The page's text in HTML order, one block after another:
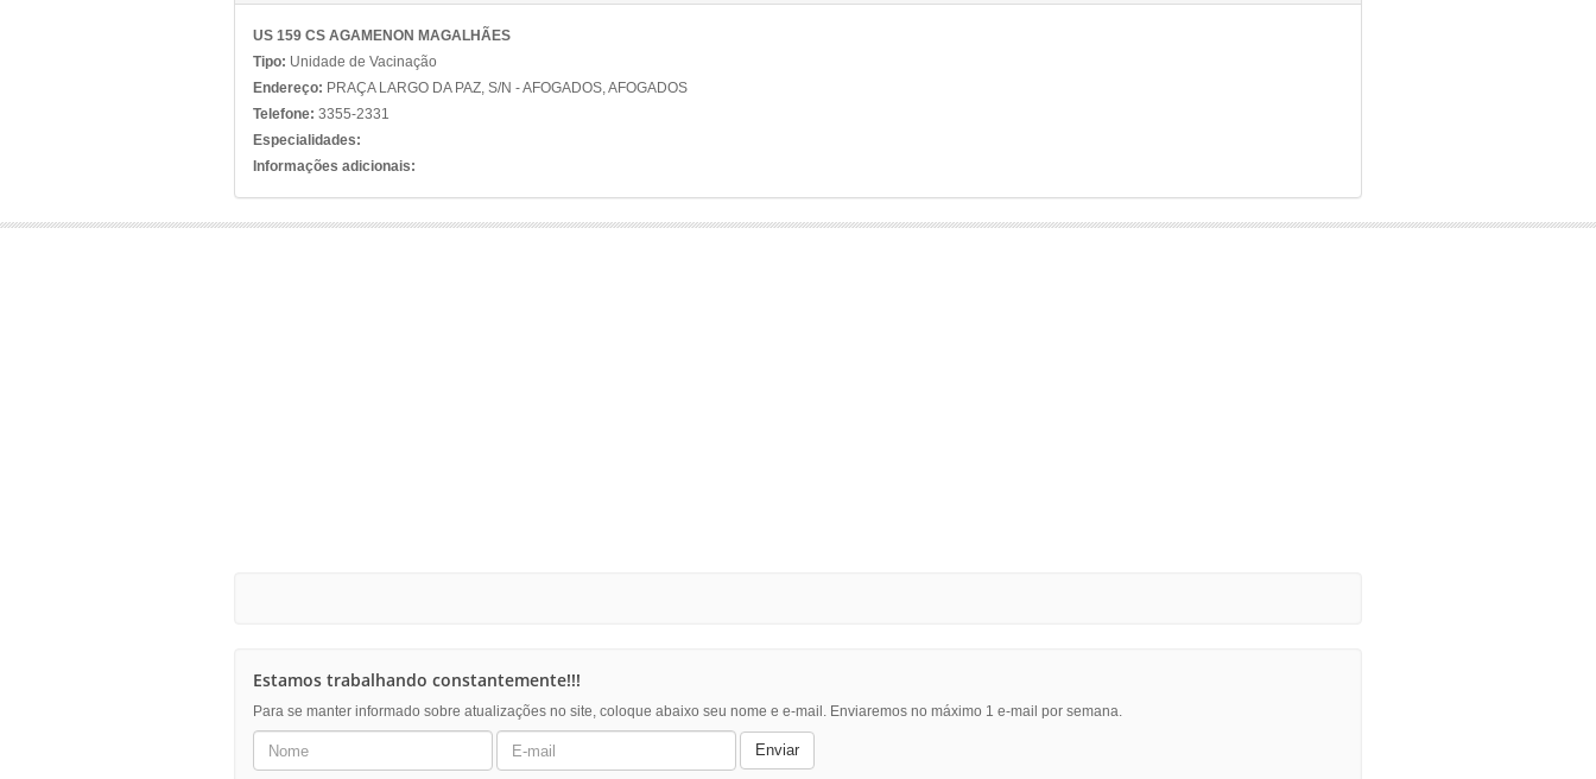
US 159 CS AGAMENON MAGALHÃES
Tipo: Unidade de Vacinação
Endereço: PRAÇA LARGO DA PAZ, S/N - AFOGADOS, AFOGADOS
Telefone: 3355-2331
Especialidades:
Informações adicionais:
Estamos trabalhando constantemente!!!
Para se manter informado sobre atualizações no site, coloque abaixo seu nome e e-mail. Enviaremos no máximo 1 e-mail por semana.
Enviar